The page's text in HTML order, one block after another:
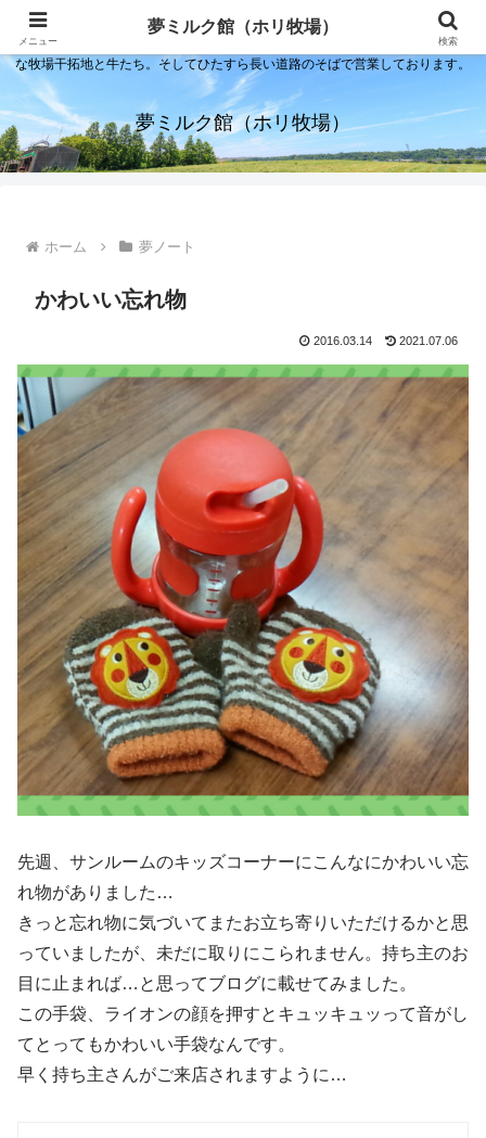
夢ミルク館！それは石川の金沢の隣にある内灘町にあるソフトクリーム屋で
す。日本海のすぐそばで展開する当店は、まるで小京都ならぬ小北海道のよう
な牧場干拓地と牛たち。そしてひたすら長い道路のそばで営業しております。
夢ミルク館（ホリ牧場）
ホーム 夢ノート
かわいい忘れ物
2016.03.14 2021.07.06
先週、サンルームのキッズコーナーにこんなにかわいい忘
れ物がありました…
きっと忘れ物に気づいてまたお立ち寄りいただけるかと思
っていましたが、未だに取りにこられません。持ち主のお
目に止まれば…と思ってブログに載せてみました。
この手袋、ライオンの顔を押すとキュッキュッって音がし
てとってもかわいい手袋なんです。
早く持ち主さんがご来店されますように…
メニュー
夢ミルク館（ホリ牧場）
検索